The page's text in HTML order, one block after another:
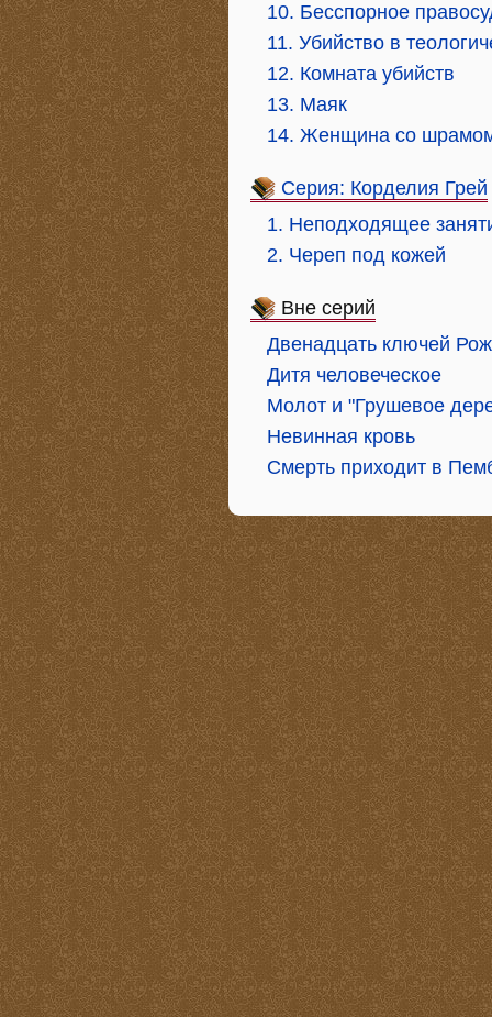
10. Бесспорное
11. Убийство в
12. Комната убийств
13. Маяк
14. Женщина со
Серия: Корделия Грей
1. Неподходящее
2. Череп под кожей
Вне серий
Двенадцать ключей
Дитя человеческое
Молот и "Грушевое
Невинная кровь
Смерть приходит в